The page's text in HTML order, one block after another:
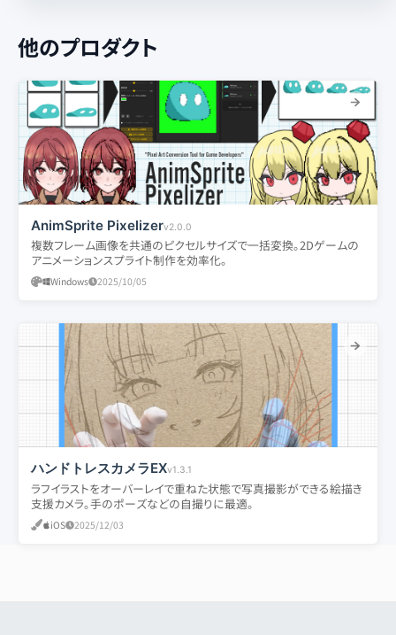
他のプロダクト
AnimSprite Pixelizerv2.0.0
複数フレーム画像を共通のピクセルサイズで一括変換。2Dゲームの
アニメーションスプライト制作を効率化。
Windows 2025/10/05
ハンドトレスカメラEXv1.3.1
ラフイラストをオーバーレイで重ねた状態で写真撮影ができる絵描き
支援カメラ。手のポーズなどの自撮りに最適。
iOS 2025/12/03